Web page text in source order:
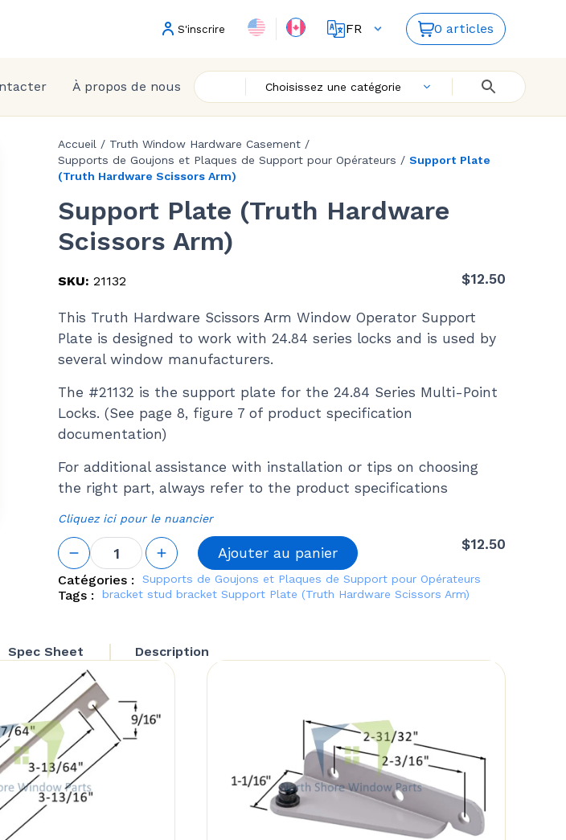
S'inscrire
FR
0 articles
À propos de nous Choisissez une catégorie
Accueil / Truth Window Hardware Casement /
Supports de Goujons et Plaques de Support pour Opérateurs / Support Plate
(Truth Hardware Scissors Arm)
Support Plate (Truth Hardware
Scissors Arm)
SKU: 21132 $12.50
This Truth Hardware Scissors Arm Window Operator Support
Plate is designed to work with 24.84 series locks and is used by
several window manufacturers.
The #21132 is the support plate for the 24.84 Series Multi-Point
Locks. (See page 8, figure 7 of product specification
documentation)
For additional assistance with installation or tips on choosing
the right part, always refer to the product specifications
Cliquez ici pour le nuancier
$12.50
quantité
de
Support
Plate
(Truth
Ajouter au panier
Catégories : Supports de Goujons et Plaques de Support pour Opérateurs
Tags : bracket stud bracket Support Plate (Truth Hardware Scissors Arm)
Spec Sheet Description